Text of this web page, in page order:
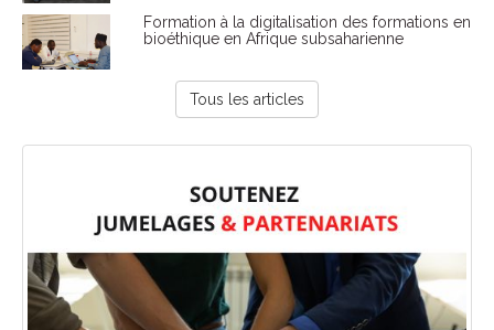
Formation à la digitalisation des formations en
bioéthique en Afrique subsaharienne
Tous les articles